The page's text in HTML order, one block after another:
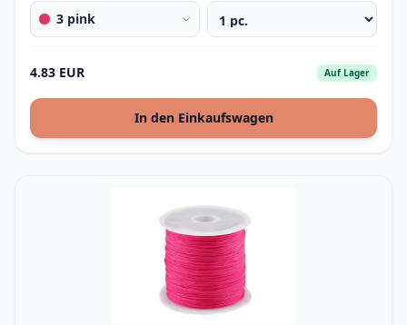
3 pink
4.83 EUR Auf Lager
In den Einkaufswagen